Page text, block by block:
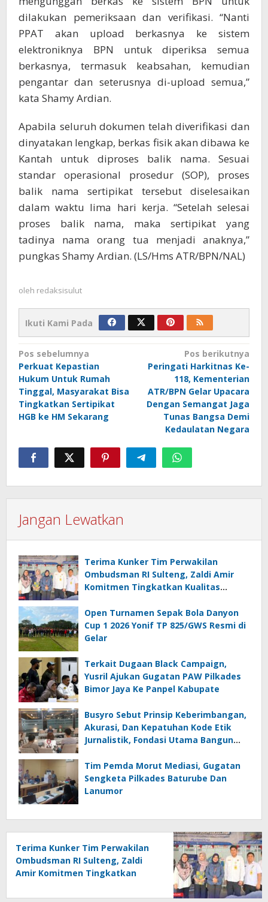
dilakukan pemeriksaan dan verifikasi. “Nanti
PPAT akan upload berkasnya ke sistem
elektroniknya BPN untuk diperiksa semua
berkasnya, termasuk keabsahan, kemudian
pengantar dan seterusnya di-upload semua,”
kata Shamy Ardian.
Apabila seluruh dokumen telah diverifikasi dan
dinyatakan lengkap, berkas fisik akan dibawa ke
Kantah untuk diproses balik nama. Sesuai
standar operasional prosedur (SOP), proses
balik nama sertipikat tersebut diselesaikan
dalam waktu lima hari kerja. “Setelah selesai
proses balik nama, maka sertipikat yang
tadinya nama orang tua menjadi anaknya,”
pungkas Shamy Ardian. (LS/Hms ATR/BPN/NAL)
oleh redaksisulut
Ikuti Kami Pada
Navigasi
pos
Pos sebelumnya
Perkuat Kepastian
Hukum Untuk Rumah
Tinggal, Masyarakat Bisa
Tingkatkan Sertipikat
HGB ke HM Sekarang
Pos berikutnya
Peringati Harkitnas Ke-
118, Kementerian
ATR/BPN Gelar Upacara
Dengan Semangat Jaga
Tunas Bangsa Demi
Kedaulatan Negara
Jangan Lewatkan
Terima Kunker Tim Perwakilan
Ombudsman RI Sulteng, Zaldi Amir
Komitmen Tingkatkan Kualitas
Mal Administrasi
Open Turnamen Sepak Bola Danyon
Cup 1 2026 Yonif TP 825/GWS Resmi di
Gelar
Terkait Dugaan Black Campaign,
Yusril Ajukan Gugatan PAW Pilkades
Bimor Jaya Ke Panpel Kabupate
Busyro Sebut Prinsip Keberimbangan,
Akurasi, Dan Kepatuhan Kode Etik
Jurnalistik, Fondasi Utama Bangun
Tim Pemda Morut Mediasi, Gugatan
Sengketa Pilkades Baturube Dan
Lanumor
Terima Kunker Tim Perwakilan
Ombudsman RI Sulteng, Zaldi
Amir Komitmen Tingkatkan
Akuntabel Bebas Mal